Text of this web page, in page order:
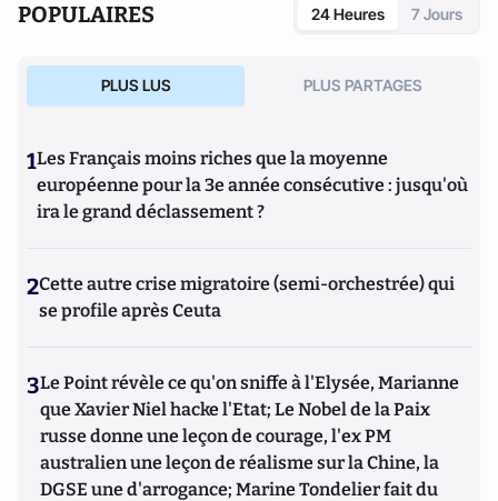
POPULAIRES 24 Heures 7 Jours
PLUS LUS PLUS PARTAGES
1Les Français moins riches que la moyenne
européenne pour la 3e année consécutive : jusqu'où
ira le grand déclassement ?
2Cette autre crise migratoire (semi-orchestrée) qui
se profile après Ceuta
3Le Point révèle ce qu'on sniffe à l'Elysée, Marianne
que Xavier Niel hacke l'Etat; Le Nobel de la Paix
russe donne une leçon de courage, l'ex PM
australien une leçon de réalisme sur la Chine, la
DGSE une d'arrogance; Marine Tondelier fait du